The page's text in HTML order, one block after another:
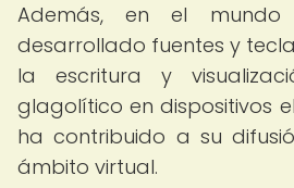
Además, en el
desarrollado fuentes y
la escritura y
glagolítico en dispositivos
ha contribuido a su
ámbito virtual.